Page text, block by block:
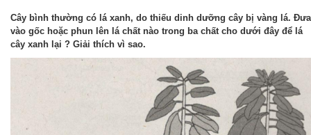
Cây bình thường có lá xanh, do thiếu dinh dưỡng cây bị vàng lá. Đưa
vào gốc hoặc phun lên lá chất nào trong ba chất cho dưới đây để lá
cây xanh lại ? Giải thích vì sao.